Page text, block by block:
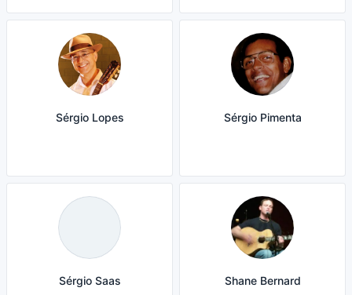
Sérgio Lopes Sérgio Pimenta
Sérgio Saas Shane Bernard